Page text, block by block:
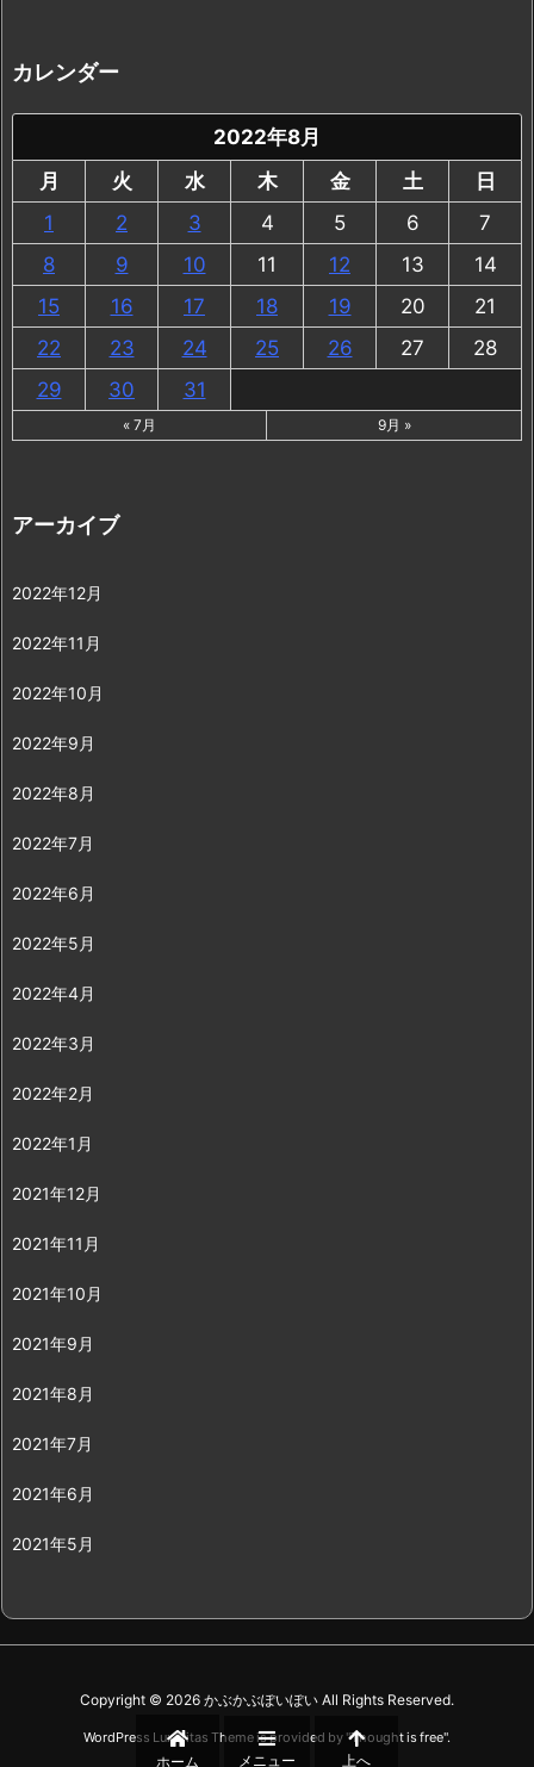
カレンダー
2022年8月
月
火 水 木 金 土
日
1
2 3 4 5 6
7
8
9 10 11 12 13
14
15
16 17 18 19 20
21
22
23 24 25 26 27
28
29
30 31
« 7月 9月 »
アーカイブ
2022年12月
2022年11月
2022年10月
2022年9月
2022年8月
2022年7月
2022年6月
2022年5月
2022年4月
2022年3月
2022年2月
2022年1月
2021年12月
2021年11月
2021年10月
2021年9月
2021年8月
2021年7月
2021年6月
2021年5月
Copyright © 2026 かぶかぶぽいぽい All Rights Reserved.
WordPress Luxeritas Theme is provided by "Thought is free".
ホーム メニュー 上へ